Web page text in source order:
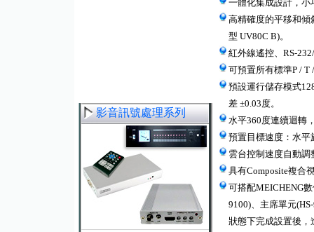
一體化集成設計，小
高精確度的平移和傾
型 UV80C B)。
紅外線遙控、RS-
可預置所有標準P /
預設運行儲存模式
差 ±0.03度。
水平360度連續迴轉
預置目標速度：水平
雲台控制速度自動
具有Composite複合
可搭配MEICHENG
9100)、主席單元
狀態下完成設置後，
影音訊號處理系列